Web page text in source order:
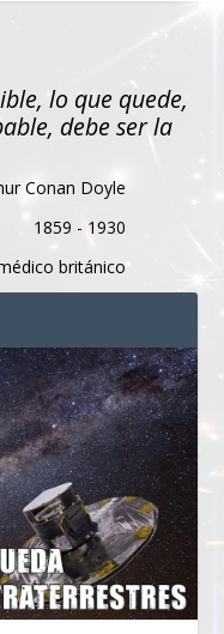
lo que quede,
debe ser la
Conan Doyle
1859 - 1930
británico